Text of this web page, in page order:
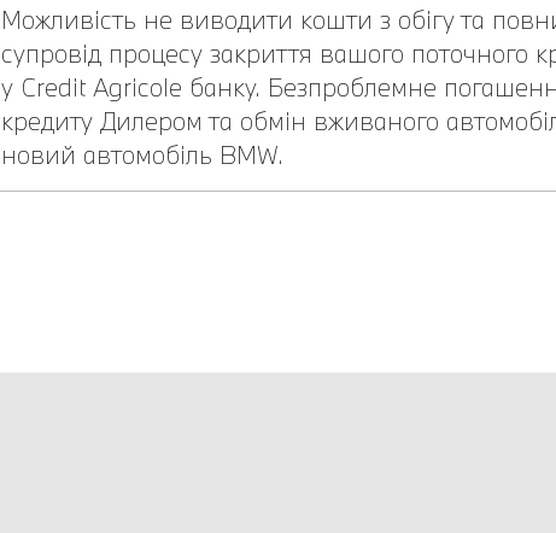
Можливість не виводити кошти з обігу та
супровід процесу закриття вашого поточного
у Credit Agricole банку. Безпроблемне
кредиту Дилером та обмін вживаного
новий автомобіль BMW.